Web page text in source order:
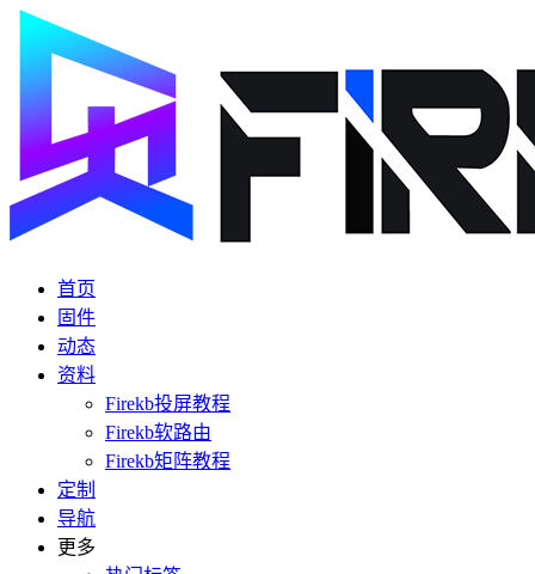
首页
固件
动态
资料
Firekb投屏教程
Firekb软路由
Firekb矩阵教程
定制
导航
更多